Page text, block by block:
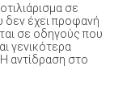
σε
δεν έχει προφανή
σε οδηγούς που
γενικότερα
αντίδραση στο